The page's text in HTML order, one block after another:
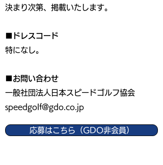
決まり次第、掲載いたします。
■ドレスコード
特になし。
■お問い合わせ
一般社団法人日本スピードゴルフ協会
speedgolf@gdo.co.jp
応募はこちら（GDO非会員）